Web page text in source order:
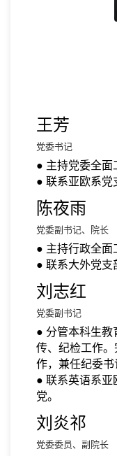
王芳
党委书记
● 主持党委全面
● 联系亚欧系党
陈夜雨
党委副书记、院长
● 主持行政全面
● 联系大外党支
刘志红
党委副书记
● 分管本科生教
传、纪检工作
作，兼任纪委书
● 联系英语系亚
党。
刘炎祁
党委委员、副院长